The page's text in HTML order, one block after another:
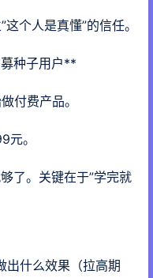
个人是真懂”的信任。
种子用户**
付费产品。
元。
了。关键在于”学完就
出什么效果（拉高期